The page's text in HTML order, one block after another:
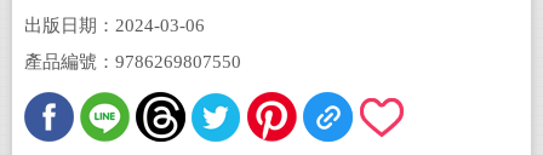
出版日期：2024-03-06
產品編號：9786269807550